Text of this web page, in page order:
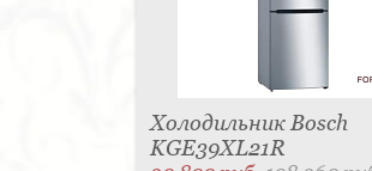
Холодильник Bosch
KGE39XL21R